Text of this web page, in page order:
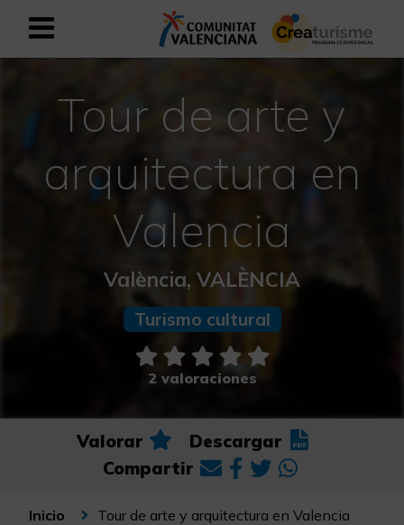
Español
Mediterráneo Activo-Deportivo
Mediterráneo Cultural
Mediterráneo Natural-Rural
Experiencias en otoño
Experiencias Semana Santa
Tour de arte y
arquitectura en
Valencia
València, VALÈNCIA
Turismo cultural
2 valoraciones
Valorar
Descargar
Compartir
Inicio Tour de arte y arquitectura en Valencia